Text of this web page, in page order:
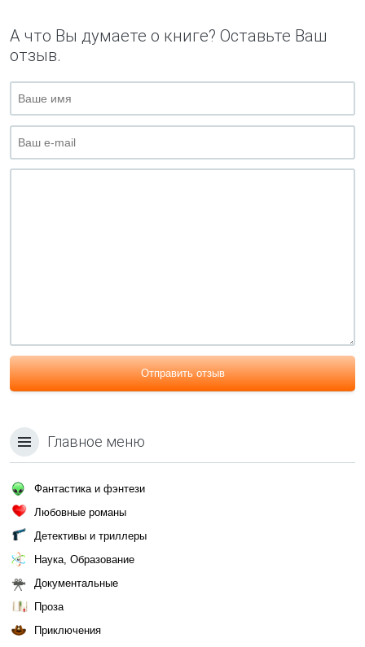
А что Вы думаете о книге? Оставьте Ваш
отзыв.
Отправить отзыв
Главное меню
Фантастика и фэнтези
Любовные романы
Детективы и триллеры
Наука, Образование
Документальные
Проза
Приключения